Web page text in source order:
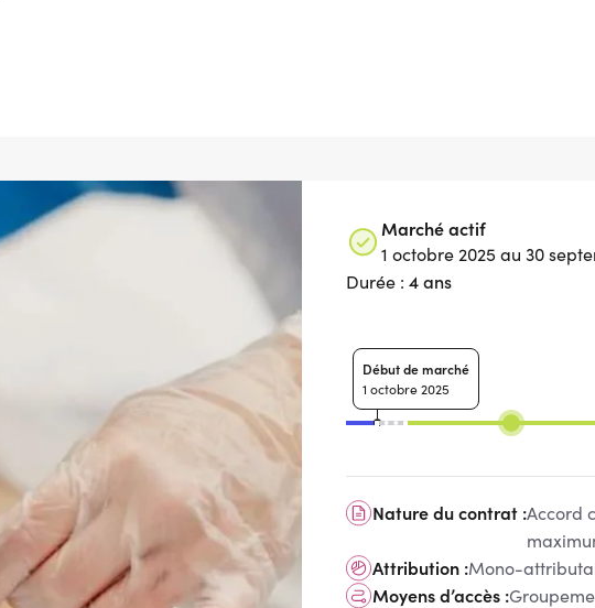
Marché actif
1 octobre 2025 au 30
Durée : 4 ans
Début de marché
1 octobre 2025
Nature du contrat :Accord
Attribution :Mono-
Moyens d’accès :